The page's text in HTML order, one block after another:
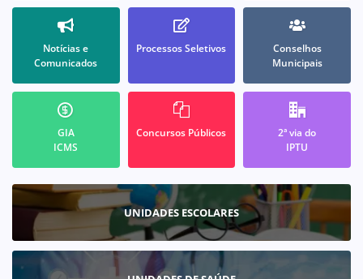
Notícias e
Comunicados
Processos Seletivos
Conselhos
Municipais
GIA
ICMS
Concursos Públicos
2ª via do
IPTU
UNIDADES ESCOLARES